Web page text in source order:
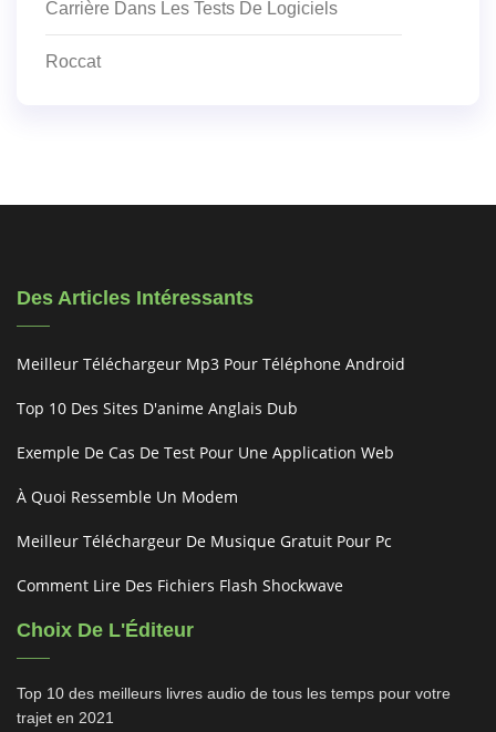
Carrière Dans Les Tests De Logiciels
Roccat
Des Articles Intéressants
Meilleur Téléchargeur Mp3 Pour Téléphone Android
Top 10 Des Sites D'anime Anglais Dub
Exemple De Cas De Test Pour Une Application Web
À Quoi Ressemble Un Modem
Meilleur Téléchargeur De Musique Gratuit Pour Pc
Comment Lire Des Fichiers Flash Shockwave
Choix De L'Éditeur
Top 10 des meilleurs livres audio de tous les temps pour votre
trajet en 2021